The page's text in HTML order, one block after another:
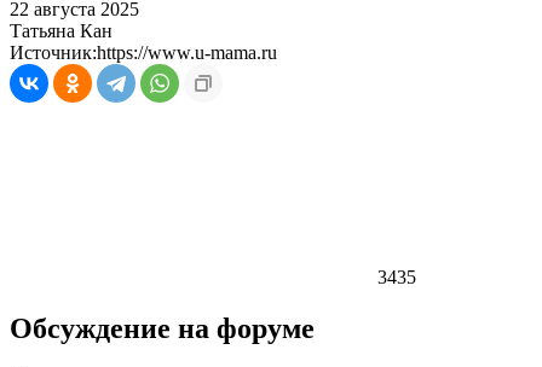
22 августа 2025
Татьяна Кан
Источник:https://www.u-mama.ru
3435
Обсуждение на форуме